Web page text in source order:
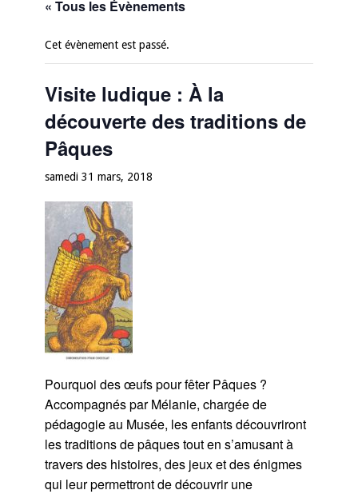
« Tous les Évènements
Cet évènement est passé.
Visite ludique : À la
découverte des traditions de
Pâques
samedi 31 mars, 2018
Pourquoi des œufs pour fêter Pâques ?
Accompagnés par Mélanie, chargée de
pédagogie au Musée, les enfants découvriront
les traditions de pâques tout en s’amusant à
travers des histoires, des jeux et des énigmes
qui leur permettront de découvrir une